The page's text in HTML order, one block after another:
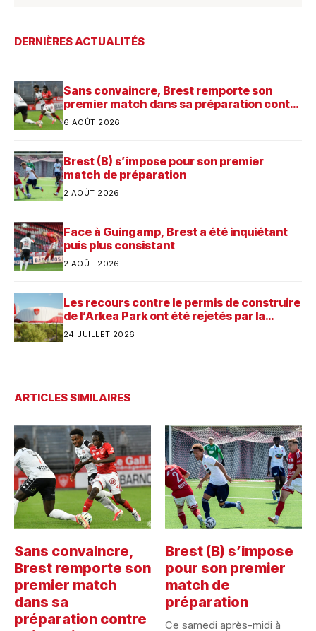
DERNIÈRES ACTUALITÉS
Sans convaincre, Brest remporte son
premier match dans sa préparation contre
Saint-Brieuc
6 AOÛT 2026
Brest (B) s’impose pour son premier
match de préparation
2 AOÛT 2026
Face à Guingamp, Brest a été inquiétant
puis plus consistant
2 AOÛT 2026
Les recours contre le permis de construire
de l’Arkea Park ont été rejetés par la
justice. Quelle est désormais la prochaine
24 JUILLET 2026
ARTICLES SIMILAIRES
Sans convaincre,
Brest remporte son
premier match
dans sa
préparation contre
Brest (B) s’impose
pour son premier
match de
préparation
Ce samedi après-midi à